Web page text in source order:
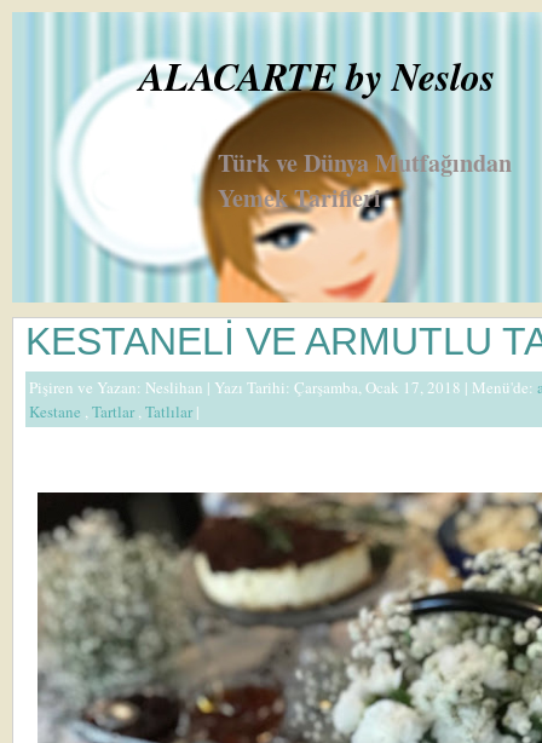
ALACARTE by Neslos
Türk ve Dünya Mutfağından
Yemek Tarifleri
KESTANELİ VE ARMUTLU
Pişiren ve Yazan: Neslihan | Yazı Tarihi: Çarşamba, Ocak 17, 2018 | Menü'de:
Kestane ,Tartlar,Tatlılar|